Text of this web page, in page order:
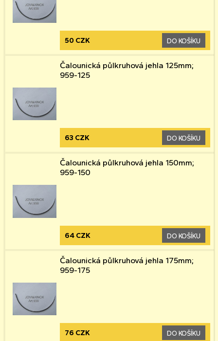
50 CZK DO KOŠÍKU
Čalounická půlkruhová jehla 125mm;
959-125
63 CZK DO KOŠÍKU
Čalounická půlkruhová jehla 150mm;
959-150
64 CZK DO KOŠÍKU
Čalounická půlkruhová jehla 175mm;
959-175
76 CZK DO KOŠÍKU